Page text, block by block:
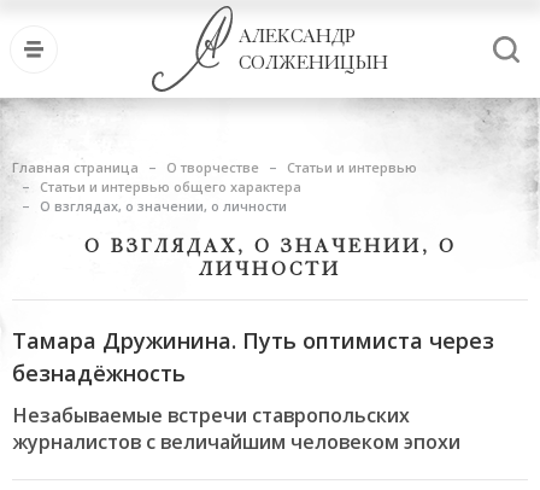
АЛЕКСАНДР
СОЛЖЕНИЦЫН
Главная страница О творчестве
Статьи и интервью
Статьи и интервью общего характера
О взглядах, о значении, о личности
О ВЗГЛЯДАХ, О ЗНАЧЕНИИ, О
ЛИЧНОСТИ
Тамара Дружинина. Путь оптимиста через
безнадёжность
Незабываемые встречи ставропольских
журналистов с величайшим человеком эпохи